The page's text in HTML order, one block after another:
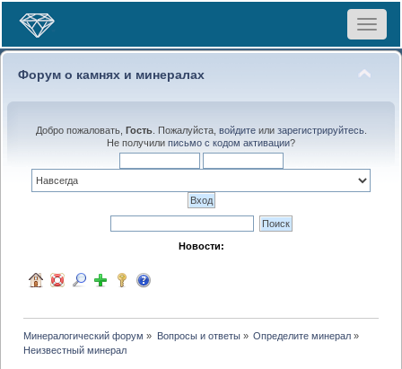
Toggle
Форум о камнях и минералах
Добро пожаловать, Гость. Пожалуйста, войдитеили зарегистрируйтесь.
Не получили письмо с кодом активации?
Новости:
Минералогический форум » Вопросы и ответы» Определите минерал»
Неизвестный минерал